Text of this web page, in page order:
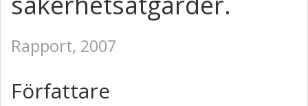
Rapport, 2007
Författare